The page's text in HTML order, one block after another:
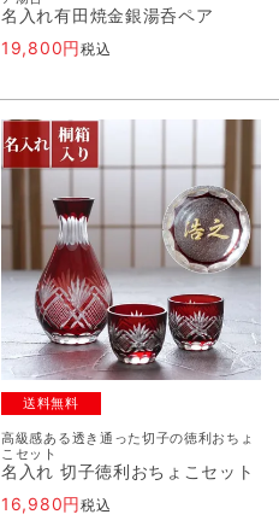
名入れ有田焼金銀湯呑ペア
19,800
税込
送料無料
高級感ある透き通った切子の徳利おちょ
こセット
名入れ 切子徳利おちょこセット
16,980
税込